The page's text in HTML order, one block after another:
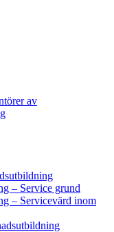
av
– Service grund
– Servicevärd inom